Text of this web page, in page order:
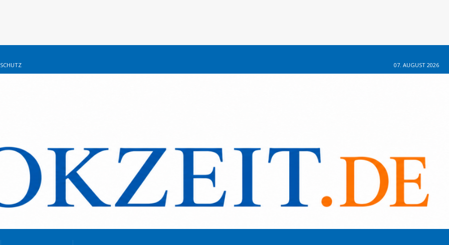
07. AUGUST 2026